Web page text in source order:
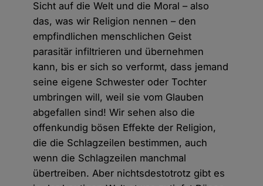
Sicht auf die Welt und die Moral – also
das, was wir Religion nennen – den
empfindlichen menschlichen Geist
parasitär infiltrieren und übernehmen
kann, bis er sich so verformt, dass jemand
seine eigene Schwester oder Tochter
umbringen will, weil sie vom Glauben
abgefallen sind! Wir sehen also die
offenkundig bösen Effekte der Religion,
die die Schlagzeilen bestimmen, auch
wenn die Schlagzeilen manchmal
übertreiben. Aber nichtsdestotrotz gibt es